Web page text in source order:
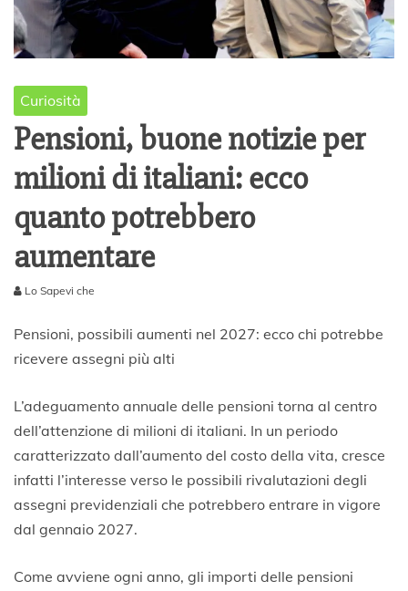
Curiosità
Pensioni, buone notizie per
milioni di italiani: ecco
quanto potrebbero
aumentare
6
i
g
o
2
0
6
Lo Sapevi che
Pensioni, possibili aumenti nel 2027: ecco chi potrebbe
ricevere assegni più alti
L’adeguamento annuale delle pensioni torna al centro
dell’attenzione di milioni di italiani. In un periodo
caratterizzato dall’aumento del costo della vita, cresce
infatti l’interesse verso le possibili rivalutazioni degli
assegni previdenziali che potrebbero entrare in vigore
dal gennaio 2027.
Come avviene ogni anno, gli importi delle pensioni